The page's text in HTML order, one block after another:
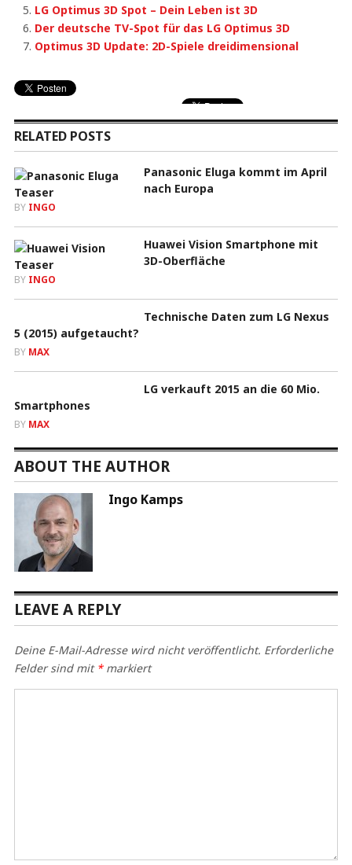
LG Optimus 3D Spot – Dein Leben ist 3D
Der deutsche TV-Spot für das LG Optimus 3D
Optimus 3D Update: 2D-Spiele dreidimensional
RELATED POSTS
Panasonic Eluga kommt im April
nach Europa
BY INGO
Huawei Vision Smartphone mit
3D-Oberfläche
BY INGO
Technische Daten zum LG Nexus
5 (2015) aufgetaucht?
BY MAX
LG verkauft 2015 an die 60 Mio.
Smartphones
BY MAX
ABOUT THE AUTHOR
Ingo Kamps
LEAVE A REPLY
Deine E-Mail-Adresse wird nicht veröffentlicht. Erforderliche
Felder sind mit *markiert